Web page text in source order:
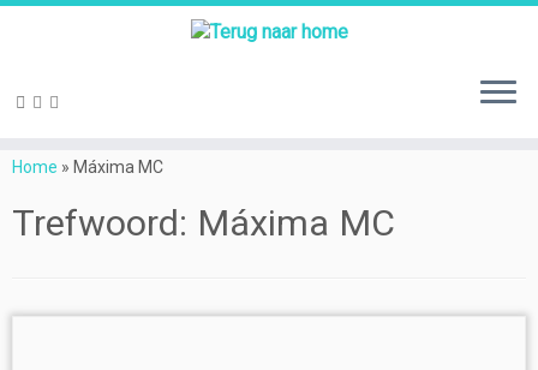
naarHome » Máxima MC
Trefwoord: Máxima MC